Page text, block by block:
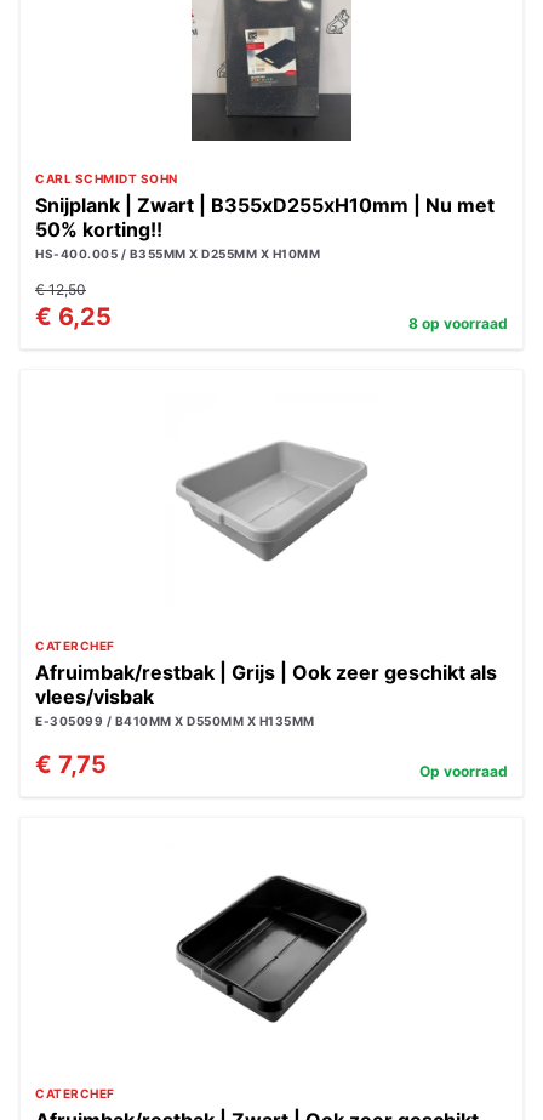
CARL SCHMIDT SOHN
Snijplank | Zwart | B355xD255xH10mm | Nu met
50% korting!!
HS-400.005 / B355MM X D255MM X H10MM
€ 12,50
€ 6,25 8 op voorraad
CATERCHEF
Afruimbak/restbak | Grijs | Ook zeer geschikt als
vlees/visbak
E-305099 / B410MM X D550MM X H135MM
€ 7,75 Op voorraad
CATERCHEF